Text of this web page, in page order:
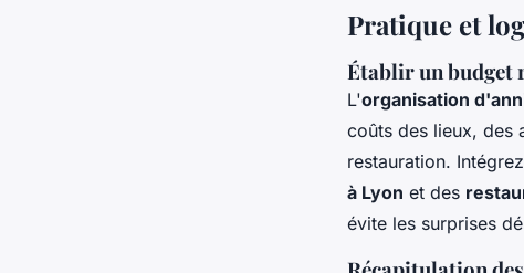
Pratique et
Établir un budget
L'organisation
coûts des lieux, des
restauration.
à Lyon et des
évite les surprises